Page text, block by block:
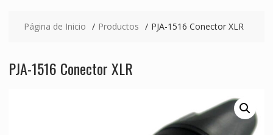
Página de Inicio Productos PJA-1516 Conector XLR
PJA-1516 Conector XLR